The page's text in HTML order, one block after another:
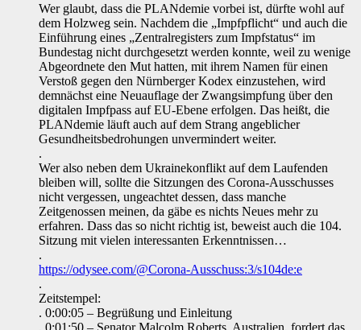
Wer glaubt, dass die PLANdemie vorbei ist, dürfte wohl auf
dem Holzweg sein. Nachdem die „Impfpflicht“ und auch die
Einführung eines „Zentralregisters zum Impfstatus“ im
Bundestag nicht durchgesetzt werden konnte, weil zu wenige
Abgeordnete den Mut hatten, mit ihrem Namen für einen
Verstoß gegen den Nürnberger Kodex einzustehen, wird
demnächst eine Neuauflage der Zwangsimpfung über den
digitalen Impfpass auf EU-Ebene erfolgen. Das heißt, die
PLANdemie läuft auch auf dem Strang angeblicher
Gesundheitsbedrohungen unvermindert weiter.
.
Wer also neben dem Ukrainekonflikt auf dem Laufenden
bleiben will, sollte die Sitzungen des Corona-Ausschusses
nicht vergessen, ungeachtet dessen, dass manche
Zeitgenossen meinen, da gäbe es nichts Neues mehr zu
erfahren. Dass das so nicht richtig ist, beweist auch die 104.
Sitzung mit vielen interessanten Erkenntnissen…
.
https://odysee.com/@Corona-Ausschuss:3/s104de:e
.
Zeitstempel:
. 0:00:05 – Begrüßung und Einleitung
. 0:01:50 – Senator Malcolm Roberts, Australien, fordert das